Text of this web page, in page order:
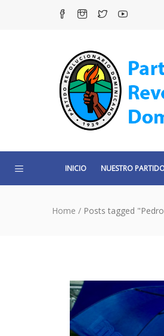
INICIO NUESTRO
Home / Posts tagged